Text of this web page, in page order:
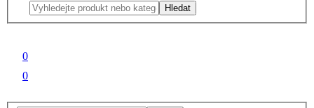
Hledat
0
0